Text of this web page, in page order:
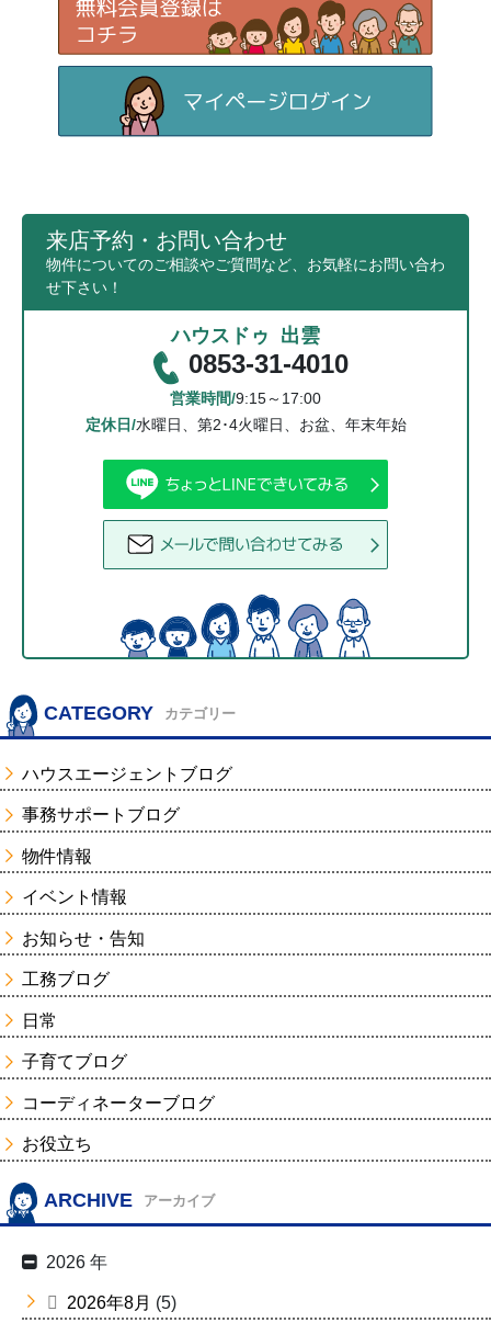
来店予約・お問い合わせ
物件についてのご相談やご質問など、お気軽にお問い合わ
せ下さい！
ハウスドゥ 出雲
0853-31-4010
営業時間/9:15～17:00
定休日/水曜日、第2･4火曜日、お盆、年末年始
CATEGORY カテゴリー
ハウスエージェントブログ
事務サポートブログ
物件情報
イベント情報
お知らせ・告知
工務ブログ
日常
子育てブログ
コーディネーターブログ
お役立ち
ARCHIVE アーカイブ
2026 年
2026年8月 (5)